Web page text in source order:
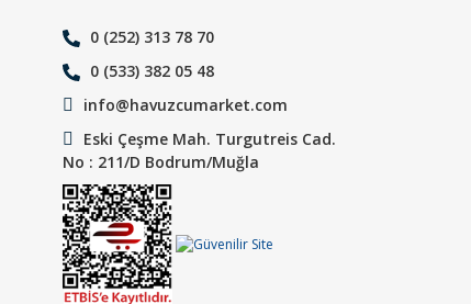
0 (252) 313 78 70
0 (533) 382 05 48
info@havuzcumarket.com
Eski Çeşme Mah. Turgutreis Cad.
No : 211/D Bodrum/Muğla